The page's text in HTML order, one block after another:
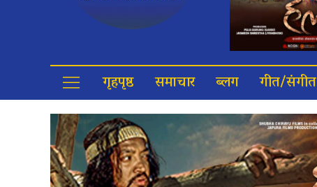
गृहपृष्ठ समाचार ब्लग गीत/संगीत